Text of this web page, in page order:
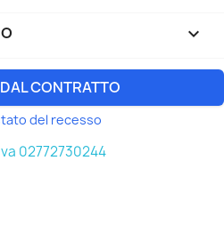
keyboard_arrow_down
CONTRATTO
del recesso
02772730244